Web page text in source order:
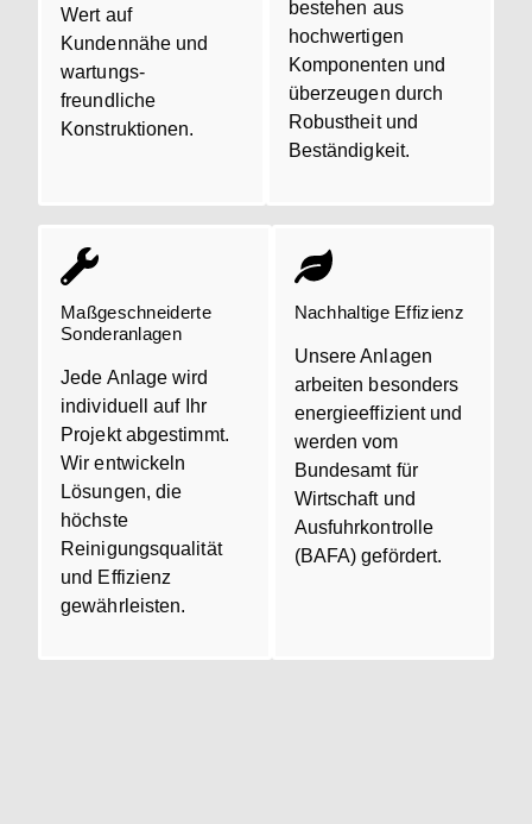
Wert auf
Kundennähe und
wartungs-
freundliche
Konstruktionen.
bestehen aus
hochwertigen
Komponenten und
überzeugen durch
Robustheit und
Beständigkeit.
Maßgeschneiderte
Sonderanlagen
Jede Anlage wird
individuell auf Ihr
Projekt abgestimmt.
Wir entwickeln
Lösungen, die
höchste
Reinigungsqualität
und Effizienz
gewährleisten.
Nachhaltige Effizienz
Unsere Anlagen
arbeiten besonders
energieeffizient und
werden vom
Bundesamt für
Wirtschaft und
Ausfuhrkontrolle
(BAFA) gefördert.